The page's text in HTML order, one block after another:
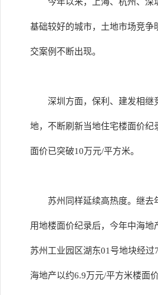
基础较好的城市，土地市场竞争
交案例不断出现。
深圳方面，保利、建发相继
地，不断刷新当地住宅楼面价纪
面价已突破10万元/平方米。
苏州同样延续高热度。继去
用地楼面价纪录后，今年中海地
苏州工业园区湖东01号地块经过
海地产以约6.9万元/平方米楼面